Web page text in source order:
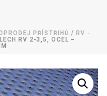
PŘÍSTŘIHŮ / RV -
RV 2-3,5, OCEL –